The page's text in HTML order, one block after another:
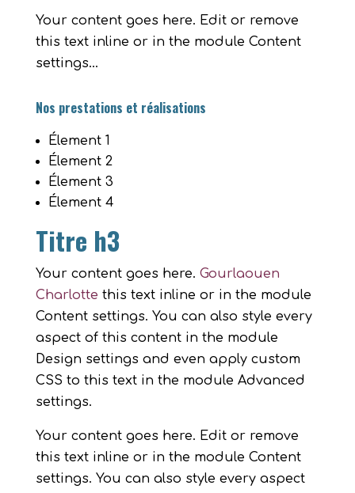
Your content goes here. Edit or remove
this text inline or in the module Content
settings…
Nos prestations et réalisations
Élement 1
Élement 2
Élement 3
Élement 4
Titre h3
Your content goes here. Gourlaouen
Charlotte this text inline or in the module
Content settings. You can also style every
aspect of this content in the module
Design settings and even apply custom
CSS to this text in the module Advanced
settings.
Your content goes here. Edit or remove
this text inline or in the module Content
settings. You can also style every aspect